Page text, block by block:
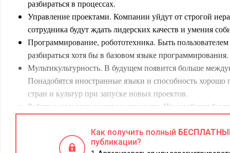
разбираться в процессах.
Управление проектами. Компании уйдут от строгой
сотрудника будут ждать лидерских качеств и умения
Программирование, робототехника. Быть
разбираться хотя бы в базовом языке программирования.
Мультикультурность. В будущем появится больше
Понадобятся иностранные языки и способность хорошо
стран и культур при запуске новых проектов.
Работа в условиях неопределенности. Понадобится
временем в условиях неполной информации,
состояние во время стрессов.
Как получить полный
публикации?